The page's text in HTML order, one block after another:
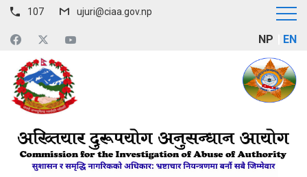
107 ujuri@ciaa.gov.np
NP EN